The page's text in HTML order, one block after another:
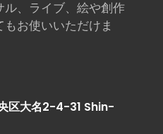
ル、ライブ、絵や創作
お使いいただけま
区大名2-4-31 Shin-